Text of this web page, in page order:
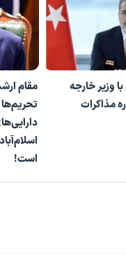
وزیر خارجه
مذاکرات
مقام
است!